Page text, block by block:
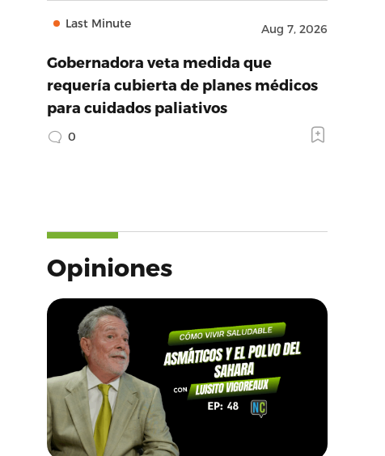
Last Minute Aug 7, 2026
Gobernadora veta medida que
requería cubierta de planes médicos
para cuidados paliativos
0
Opiniones